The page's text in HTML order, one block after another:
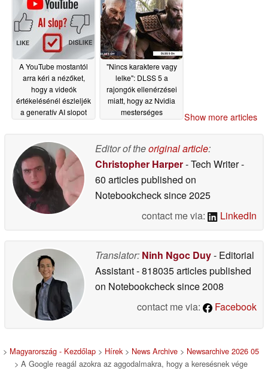
A YouTube mostantól
arra kéri a nézőket,
hogy a videók
értékelésénél észleljék
a generatív AI slopot
"Nincs karaktere vagy
lelke": DLSS 5 a
rajongók ellenérzései
miatt, hogy az Nvidia
mesterséges
Show more articles
Editor of theoriginal article:
Christopher Harper- Tech Writer-
60 articles published on
Notebookchecksince 2025
contact me via:
LinkedIn
Translator: Ninh Ngoc Duy- Editorial
Assistant- 818035 articles published
on Notebookchecksince 2008
contact me via:
Facebook
> Magyarország - Kezdőlap > Hírek> News Archive > Newsarchive 2026 05
> A Google reagál azokra az aggodalmakra, hogy a keresésnek vége